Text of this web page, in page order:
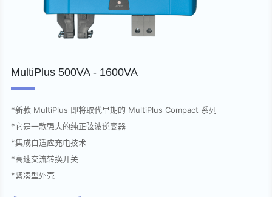
MultiPlus 500VA - 1600VA
*新款 MultiPlus 即将取代早期的 MultiPlus Compact 系列
*它是一款强大的纯正弦波逆变器
*集成自适应充电技术
*高速交流转换开关
*紧凑型外壳